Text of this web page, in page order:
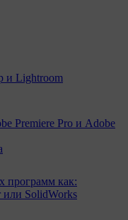
и Lightroom
Premiere Pro и Adobe
программ как:
или SolidWorks